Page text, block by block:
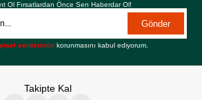
Ol Fırsatlardan Önce Sen Haberdar Ol!
Gönder
verilerimin korunmasını kabul ediyorum.
Takipte Kal